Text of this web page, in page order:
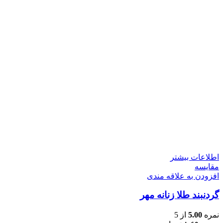
اطلاعات بیشتر
مقایسه
افزودن به علاقه مندی
گردنبند طلا زنانه مهر
نمره 5.00 از 5